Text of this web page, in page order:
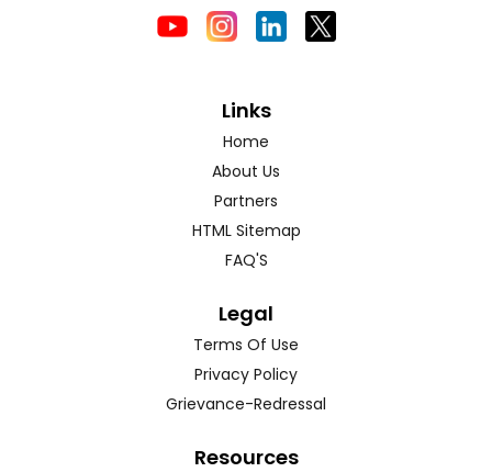
Links
Home
About Us
Partners
HTML Sitemap
FAQ'S
Legal
Terms Of Use
Privacy Policy
Grievance-Redressal
Resources